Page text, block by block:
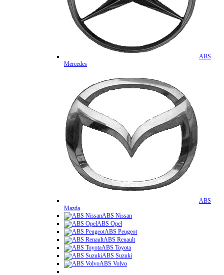
ABS
Mercedes
ABS
Mazda
ABS Nissan
ABS Opel
ABS Peugeot
ABS Renault
ABS Toyota
ABS Suzuki
ABS Volvo